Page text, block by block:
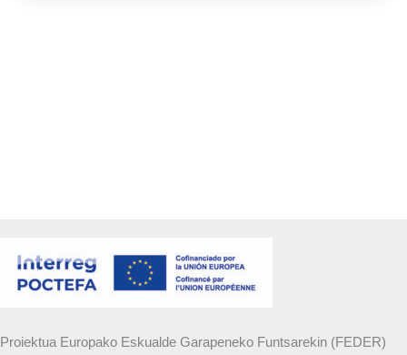
Proiektua Europako Eskualde Garapeneko Funtsarekin (FEDER)